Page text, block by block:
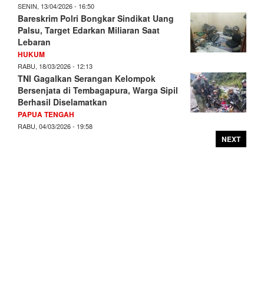
SENIN, 13/04/2026 - 16:50
Bareskrim Polri Bongkar Sindikat Uang
Palsu, Target Edarkan Miliaran Saat
Lebaran
HUKUM
RABU, 18/03/2026 - 12:13
TNI Gagalkan Serangan Kelompok
Bersenjata di Tembagapura, Warga Sipil
Berhasil Diselamatkan
PAPUA TENGAH
RABU, 04/03/2026 - 19:58
NEXT